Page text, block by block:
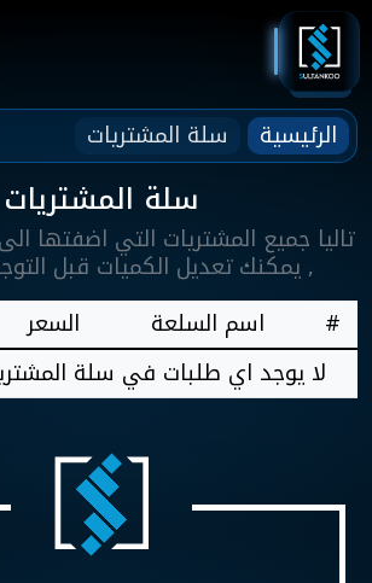
الرئيسية سلة المشتريات
سلة المشتريات
تاليا جميع المشتريات التي اضفتها
, يمكنك تعديل الكميات قبل
#
اسم السلعة السعر
لا يوجد اي طلبات في سلة